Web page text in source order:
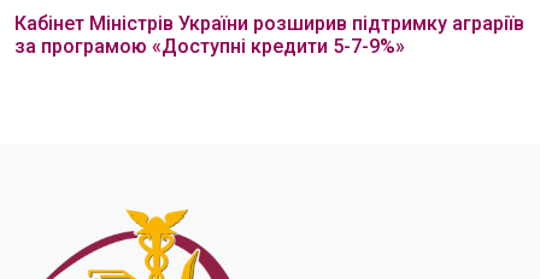
Кабінет Міністрів України розширив підтримку аграріїв
за програмою «Доступні кредити 5-7-9%»